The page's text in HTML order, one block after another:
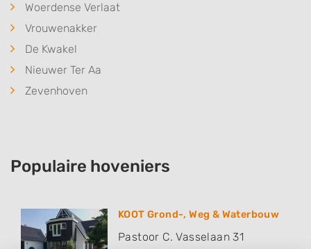
Woerdense Verlaat
Vrouwenakker
De Kwakel
Nieuwer Ter Aa
Zevenhoven
Populaire hoveniers
KOOT Grond-, Weg & Waterbouw
Pastoor C. Vasselaan 31